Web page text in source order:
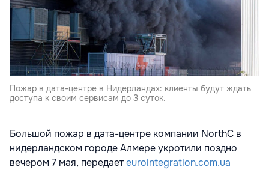
Пожар в дата-центре в Нидерландах: клиенты будут ждать
доступа к своим сервисам до 3 суток.
Большой пожар в дата-центре компании NorthC в
нидерландском городе Алмере укротили поздно
вечером 7 мая, передаетeurointegration.com.ua